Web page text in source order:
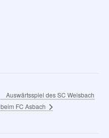
Auswärtsspiel des SC Weisbach
beim FC Asbach